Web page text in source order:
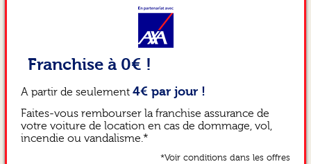
Franchise à 0€ !
A partir de seulement 4€ par jour !
Faites-vous rembourser la franchise assurance de
votre voiture de location en cas de dommage, vol,
incendie ou vandalisme.*
*Voir conditions dans les offres